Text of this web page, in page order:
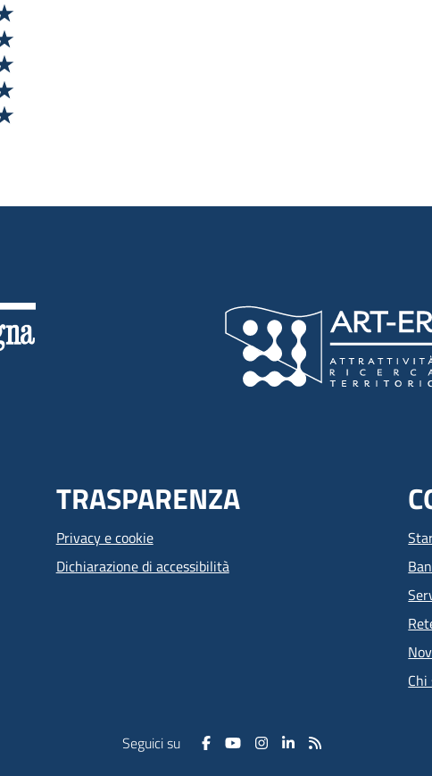
TRASPARENZA
Privacy e cookie
Dichiarazione di accessibilità
Seguici su